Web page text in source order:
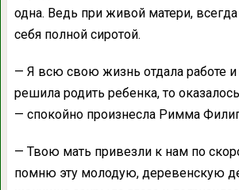
одна. Ведь при живой матери,
себя полной сиротой.
— Я всю свою жизнь отдала работе и
решила родить ребенка, то
— спокойно произнесла Римма
— Твою мать привезли к нам по
помню эту молодую, деревенскую